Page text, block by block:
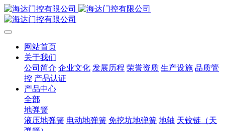
网站首页
关于我们
公司简介 企业文化 发展历程 荣誉资质 生产设施 品质管
控 产品认证
产品中心
全部
地弹簧
液压地弹簧 电动地弹簧 免挖坑地弹簧 地轴 天铰链（天